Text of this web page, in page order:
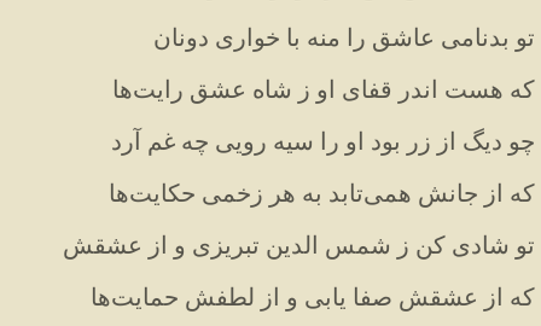
تو بدنامی عاشق را منه با خواری دونان
که هست اندر قفای او ز شاه عشق رایتها
چو دیگ از زر بود او را سیه رویی چه غم
آرد
که از جانش همیتابد به هر زخمی حکایتها
تو شادی کن ز شمس الدین تبریزی و از عشقش
که از عشقش صفا یابی و از لطفش حمایتها